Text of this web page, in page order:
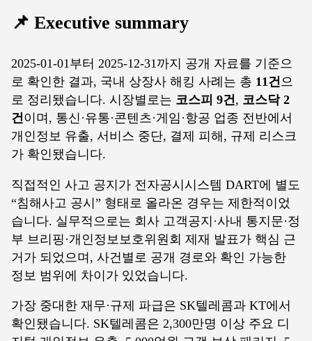
📌 Executive summary
2025-01-01부터 2025-12-31까지 공개 자료를 기준으
로 확인한 결과, 국내 상장사 해킹 사례는 총 11건 으
로 정리됐습니다. 시장별로는 코스피 9건, 코스닥 2
건이며, 통신·유통·콘텐츠·게임·항공 업종 전반에서
개인정보 유출, 서비스 중단, 결제 피해, 규제 리스크
가 확인됐습니다.
직접적인 사고 공지가 전자공시시스템 DART에 별도
“침해사고 공시” 형태로 올라온 경우는 제한적이었
습니다. 실무적으로는 회사 고객공지·사내 통지문·정
부 브리핑·개인정보보호위원회 제재 발표가 핵심 근
거가 되었으며, 사건별로 공개 경로와 확인 가능한
정보 범위에 차이가 있었습니다.
가장 중대한 재무·규제 파급은 SK텔레콤과 KT에서
확인됐습니다. SK텔레콤은 2,300만명 이상 주요 디